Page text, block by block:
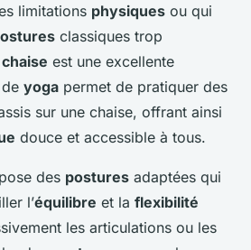
limitations physiques ou qui
classiques trop
est une excellente
yoga permet de pratiquer des
sur une chaise, offrant ainsi
douce et accessible à tous.
des postures adaptées qui
l’équilibre et la flexibilité
les articulations ou les